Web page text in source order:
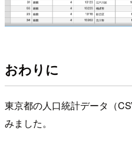
おわりに
東京都の人口統計データ（
みました。